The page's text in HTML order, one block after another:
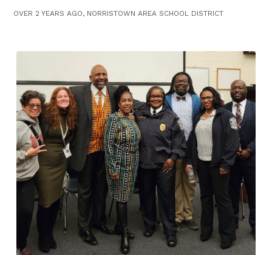
OVER 2 YEARS AGO, NORRISTOWN AREA SCHOOL DISTRICT